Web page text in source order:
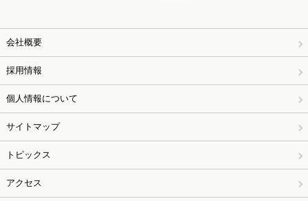
会社概要
採用情報
個人情報について
サイトマップ
トピックス
アクセス